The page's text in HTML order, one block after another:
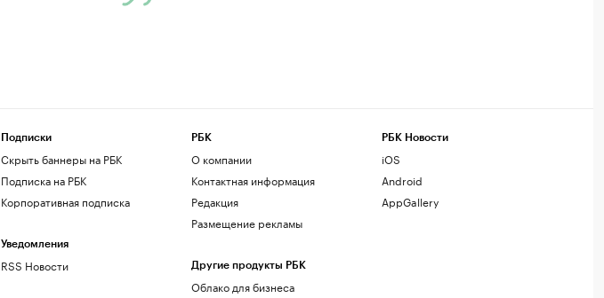
Подписки
Скрыть баннеры на РБК
Подписка на РБК
Корпоративная подписка
Уведомления
RSS Новости
РБК
О компании
Контактная информация
Редакция
Размещение рекламы
Другие продукты РБК
Облако для бизнеса
РБК Новости
iOS
Android
AppGallery